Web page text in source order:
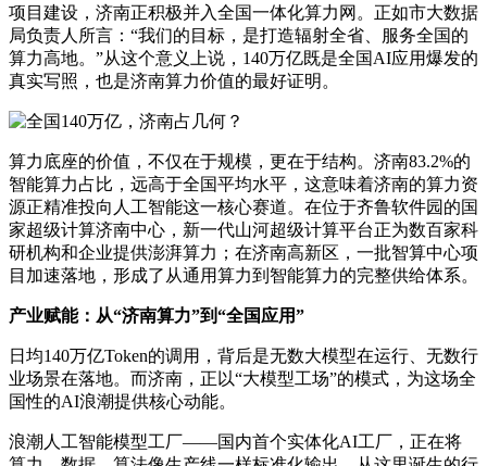
项目建设，济南正积极并入全国一体化算力网。正如市大数据
局负责人所言：“我们的目标，是打造辐射全省、服务全国的
算力高地。”从这个意义上说，140万亿既是全国AI应用爆发的
真实写照，也是济南算力价值的最好证明。
算力底座的价值，不仅在于规模，更在于结构。济南83.2%的
智能算力占比，远高于全国平均水平，这意味着济南的算力资
源正精准投向人工智能这一核心赛道。在位于齐鲁软件园的国
家超级计算济南中心，新一代山河超级计算平台正为数百家科
研机构和企业提供澎湃算力；在济南高新区，一批智算中心项
目加速落地，形成了从通用算力到智能算力的完整供给体系。
产业赋能：从“济南算力”到“全国应用”
日均140万亿Token的调用，背后是无数大模型在运行、无数行
业场景在落地。而济南，正以“大模型工场”的模式，为这场全
国性的AI浪潮提供核心动能。
浪潮人工智能模型工厂——国内首个实体化AI工厂，正在将